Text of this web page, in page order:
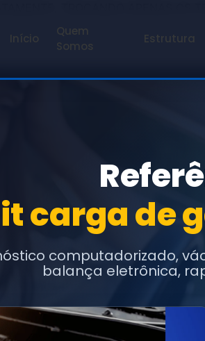
Início
Quem
Somos
Estrutura
carga de
computadorizado,
balança eletrônica,